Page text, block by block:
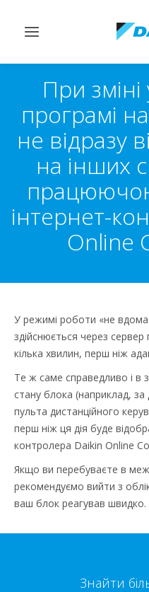
Перемикнути
При
програмі
не відразу
на інших
інтернет-
Online
У режимі роботи «не
здійснюється через
кілька хвилин, перш ніж
Те ж саме справедливо і в
стану блока (наприклад,
пульта дистанційного
перш ніж ця дія буде
контролера Daikin Online
Якщо ви перебуваєте в
рекомендуємо вийти з
ваш блок реагував швидко.
Знайти